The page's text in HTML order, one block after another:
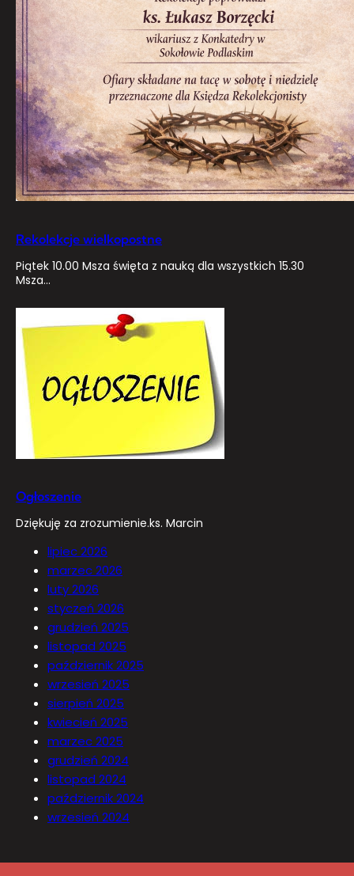
Rekolekcje wielkopostne
Piątek 10.00 Msza święta z nauką dla wszystkich 15.30
Msza…
Ogłoszenie
Dziękuję za zrozumienie.ks. Marcin
lipiec 2026
marzec 2026
luty 2026
styczeń 2026
grudzień 2025
listopad 2025
październik 2025
wrzesień 2025
sierpień 2025
kwiecień 2025
marzec 2025
grudzień 2024
listopad 2024
październik 2024
wrzesień 2024